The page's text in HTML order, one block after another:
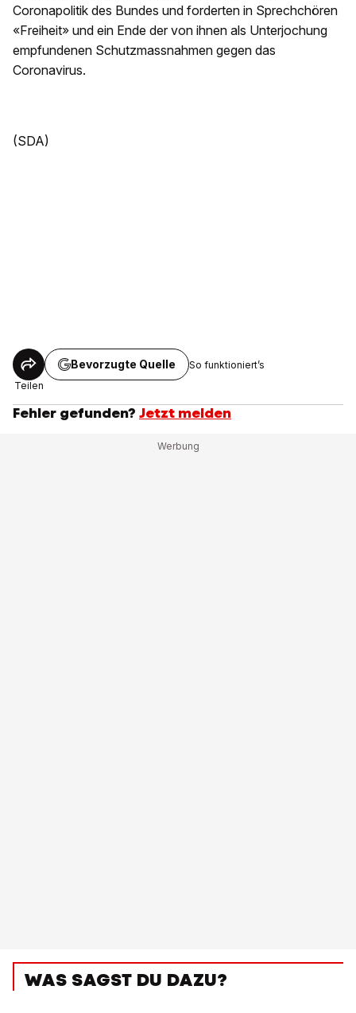
Coronapolitik des Bundes und forderten in Sprechchören
«Freiheit» und ein Ende der von ihnen als Unterjochung
empfundenen Schutzmassnahmen gegen das
Coronavirus.
(SDA)
Teilen
Bevorzugte Quelle So funktioniert’s
Fehler gefunden? Jetzt melden
WAS SAGST DU DAZU?